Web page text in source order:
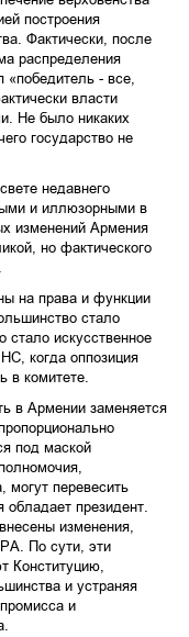
построения
Фактически, после
распределения
«победитель - все,
власти
Не было никаких
государство не
недавнего
и иллюзорными в
изменений Армения
но фактического
на права и функции
стало
искусственное
когда оппозиция
в комитете.
в Армении заменяется
под маской
могут перевесить
президент.
изменения,
По сути, эти
Конституцию,
и устраняя
и